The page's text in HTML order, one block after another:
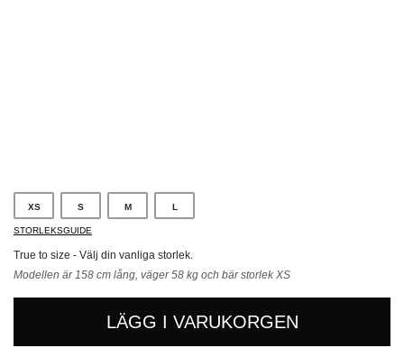
XS S M L
STORLEKSGUIDE
True to size - Välj din vanliga storlek.
Modellen är 158 cm lång, väger 58 kg och bär storlek XS
LÄGG I VARUKORGEN